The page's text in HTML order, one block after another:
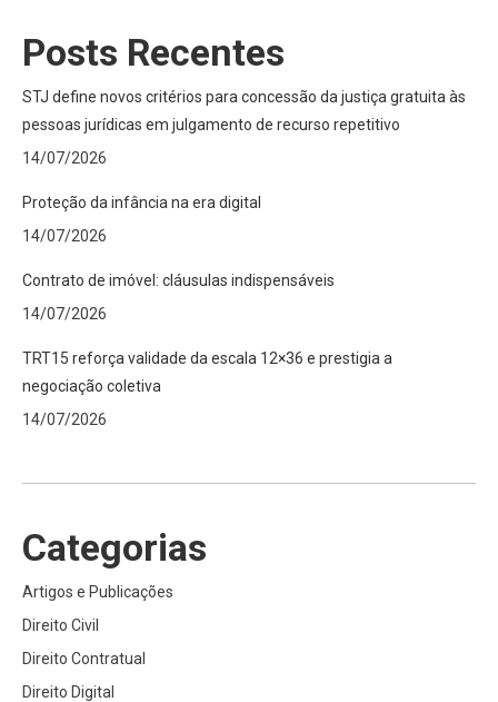
Posts Recentes
STJ define novos critérios para concessão da justiça gratuita às
pessoas jurídicas em julgamento de recurso repetitivo
14/07/2026
Proteção da infância na era digital
14/07/2026
Contrato de imóvel: cláusulas indispensáveis
14/07/2026
TRT15 reforça validade da escala 12×36 e prestigia a
negociação coletiva
14/07/2026
Categorias
Artigos e Publicações
Direito Civil
Direito Contratual
Direito Digital